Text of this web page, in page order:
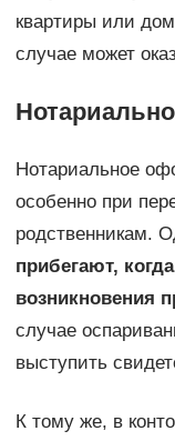
квартиры или
случае может
Нотариальное
особенно при
родственникам.
прибегают,
возникновения
случае
выступить
К тому же, в